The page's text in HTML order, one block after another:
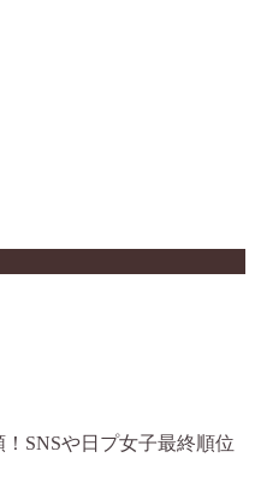
！SNSや日プ女子最終順位